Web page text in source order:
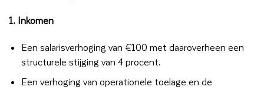
1. Inkomen
Een salarisverhoging van €100 met daaroverheen een
structurele stijging van 4 procent.
Een verhoging van operationele toelage en de